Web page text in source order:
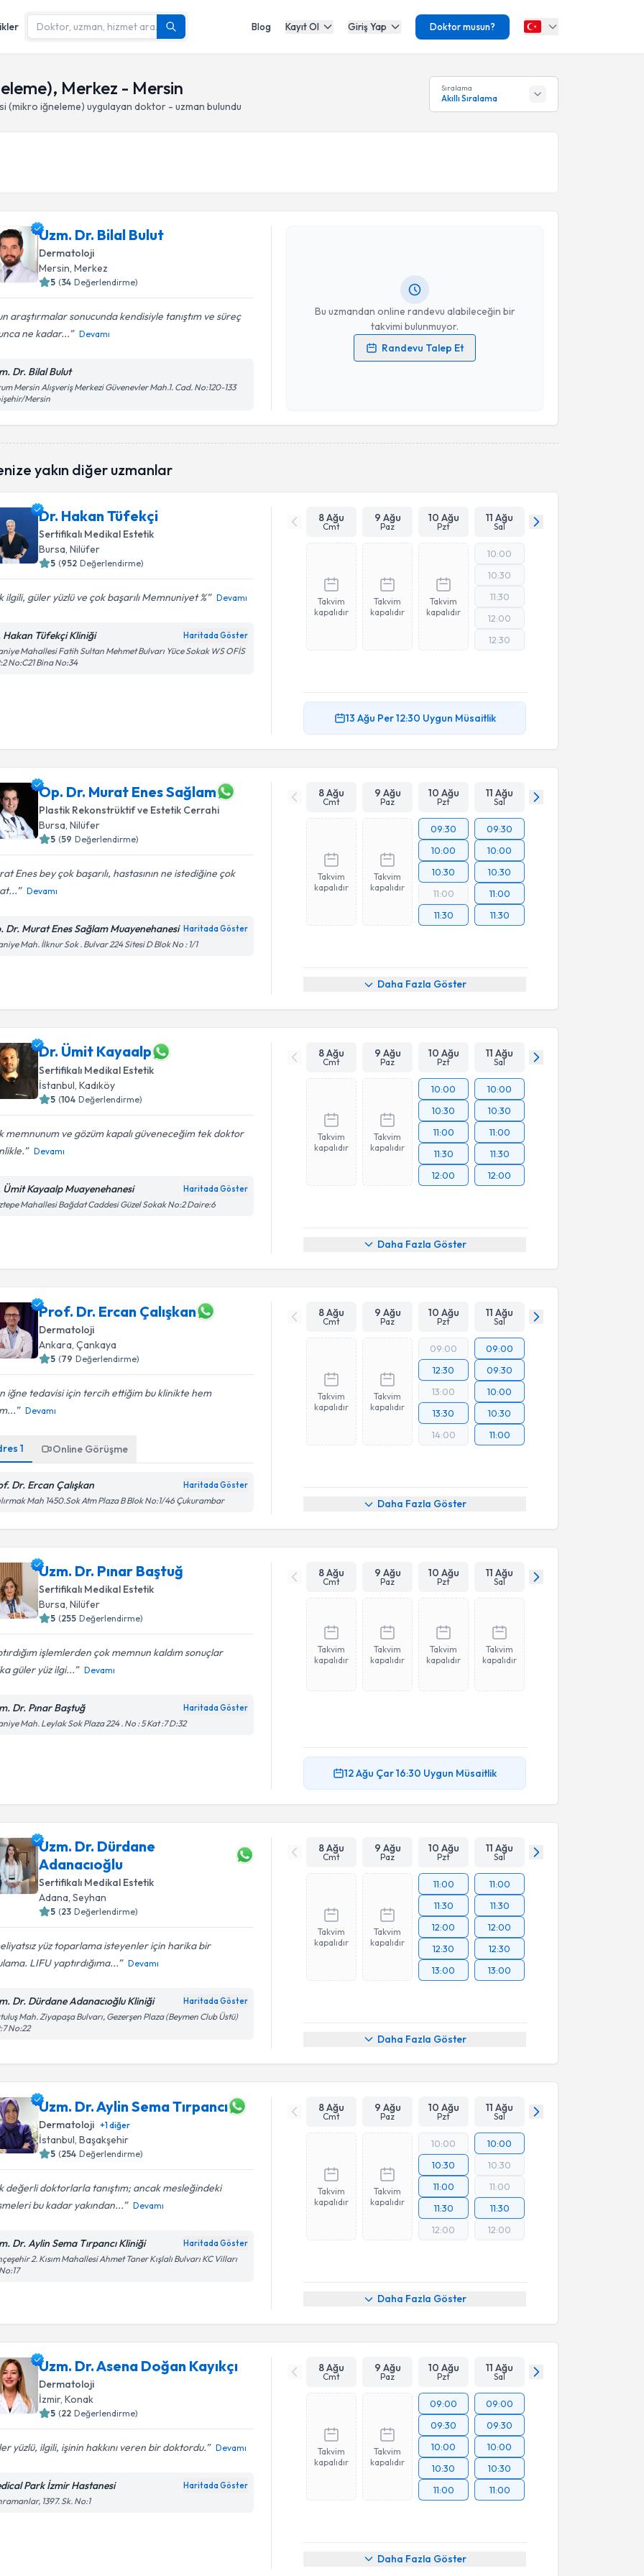
Blog Kayıt Ol Giriş Yap Doktor musun?
Merkez - Mersin
(mikro iğneleme) uygulayan doktor - uzman bulundu
Sıralama
Akıllı Sıralama
Uzm. Dr. Bilal Bulut
Dermatoloji
Mersin, Merkez
5 (34 Değerlendirme)
araştırmalar sonucunda kendisiyle tanıştım ve süreç
ne kadar...
Devamı
Dr. Bilal Bulut
Mersin Alışveriş Merkezi Güvenevler Mah.1. Cad. No:120-133
Mersin
Bu uzmandan online randevu alabileceğin bir
takvimi bulunmuyor.
Randevu Talep Et
Kişisel verilerimin işlenmesine ilişkinAydınlatma Metni
yakın diğer uzmanlar
Dr. Hakan Tüfekçi
Sertifikalı Medikal Estetik
Bursa, Nilüfer
5 (952 Değerlendirme)
ilgili, güler yüzlü ve çok başarılı Memnuniyet % Devamı
Hakan Tüfekçi Kliniği Haritada Göster
Mahallesi Fatih Sultan Mehmet Bulvarı Yüce Sokak WS OFİS
No:C21 Bina No:34
8 Ağu
Cmt
9 Ağu
Paz
10 Ağu
Pzt
11 Ağu
Sal
Takvim
kapalıdır
Takvim
kapalıdır
Takvim
kapalıdır
10:00
10:30
11:30
12:00
12:30
13 Ağu Per12:30 Uygun Müsaitlik
Op. Dr. Murat Enes Sağlam
Plastik Rekonstrüktif ve Estetik Cerrahi
Bursa, Nilüfer
5 (59 Değerlendirme)
Enes bey çok başarılı, hastasının ne istediğine çok
Devamı
Dr. Murat Enes Sağlam Muayenehanesi Haritada Göster
Mah. İlknur Sok . Bulvar 224 Sitesi D Blok No : 1/1
8 Ağu
Cmt
9 Ağu
Paz
10 Ağu
Pzt
11 Ağu
Sal
Takvim
kapalıdır
Takvim
kapalıdır
09:30
10:00
10:30
11:00
11:30
09:30
10:00
10:30
11:00
11:30
Daha Fazla Göster
Dr. Ümit Kayaalp
Sertifikalı Medikal Estetik
İstanbul , Kadıköy
5 (104 Değerlendirme)
memnunum ve gözüm kapalı güveneceğim tek doktor
Devamı
Ümit Kayaalp Muayenehanesi Haritada Göster
Mahallesi Bağdat Caddesi Güzel Sokak No:2 Daire:6
8 Ağu
Cmt
9 Ağu
Paz
10 Ağu
Pzt
11 Ağu
Sal
Takvim
kapalıdır
Takvim
kapalıdır
10:00
10:30
11:00
11:30
12:00
10:00
10:30
11:00
11:30
12:00
Daha Fazla Göster
Prof. Dr. Ercan Çalışkan
Dermatoloji
Ankara, Çankaya
5 (79 Değerlendirme)
iğne tedavisi için tercih ettiğim bu klinikte hem
Devamı
1 Online Görüşme
Dr. Ercan Çalışkan Haritada Göster
Mah 1450.Sok Atm Plaza B Blok No:1/46 Çukurambar
8 Ağu
Cmt
9 Ağu
Paz
10 Ağu
Pzt
11 Ağu
Sal
Takvim
kapalıdır
Takvim
kapalıdır
09:00
12:30
13:00
13:30
14:00
09:00
09:30
10:00
10:30
11:00
Daha Fazla Göster
Uzm. Dr. Pınar Baştuğ
Sertifikalı Medikal Estetik
Bursa , Nilüfer
5 (255 Değerlendirme)
işlemlerden çok memnun kaldım sonuçlar
güler yüz ilgi...
Devamı
Dr. Pınar Baştuğ Haritada Göster
Mah. Leylak Sok Plaza 224 . No : 5 Kat :7 D:32
8 Ağu
Cmt
9 Ağu
Paz
10 Ağu
Pzt
11 Ağu
Sal
Takvim
kapalıdır
Takvim
kapalıdır
Takvim
kapalıdır
Takvim
kapalıdır
12 Ağu Çar16:30 Uygun Müsaitlik
Uzm. Dr. Dürdane
Adanacıoğlu
Sertifikalı Medikal Estetik
Adana , Seyhan
5 (23 Değerlendirme)
yüz toparlama isteyenler için harika bir
LIFU yaptırdığıma...
Devamı
Dr. Dürdane Adanacıoğlu Kliniği Haritada Göster
Mah. Ziyapaşa Bulvarı, Gezerşen Plaza (Beymen Club Üstü)
No:22
8 Ağu
Cmt
9 Ağu
Paz
10 Ağu
Pzt
11 Ağu
Sal
Takvim
kapalıdır
Takvim
kapalıdır
11:00
11:30
12:00
12:30
13:00
11:00
11:30
12:00
12:30
13:00
Daha Fazla Göster
Uzm. Dr. Aylin Sema Tırpancı
Dermatoloji +1diğer
İstanbul, Başakşehir
5 (254 Değerlendirme)
değerli doktorlarla tanıştım; ancak mesleğindeki
bu kadar yakından...
Devamı
Dr. Aylin Sema Tırpancı Kliniği Haritada Göster
2. Kısım Mahallesi Ahmet Taner Kışlalı Bulvarı KC Vilları
8 Ağu
Cmt
9 Ağu
Paz
10 Ağu
Pzt
11 Ağu
Sal
Takvim
kapalıdır
Takvim
kapalıdır
10:00
10:30
11:00
11:30
12:00
10:00
10:30
11:00
11:30
12:00
Daha Fazla Göster
Uzm. Dr. Asena Doğan Kayıkçı
Dermatoloji
İzmir, Konak
5 (22 Değerlendirme)
yüzlü, ilgili, işinin hakkını veren bir doktordu. Devamı
Park İzmir Hastanesi Haritada Göster
1397. Sk. No:1
8 Ağu
Cmt
9 Ağu
Paz
10 Ağu
Pzt
11 Ağu
Sal
Takvim
kapalıdır
Takvim
kapalıdır
09:00
09:30
10:00
10:30
11:00
09:00
09:30
10:00
10:30
11:00
Daha Fazla Göster